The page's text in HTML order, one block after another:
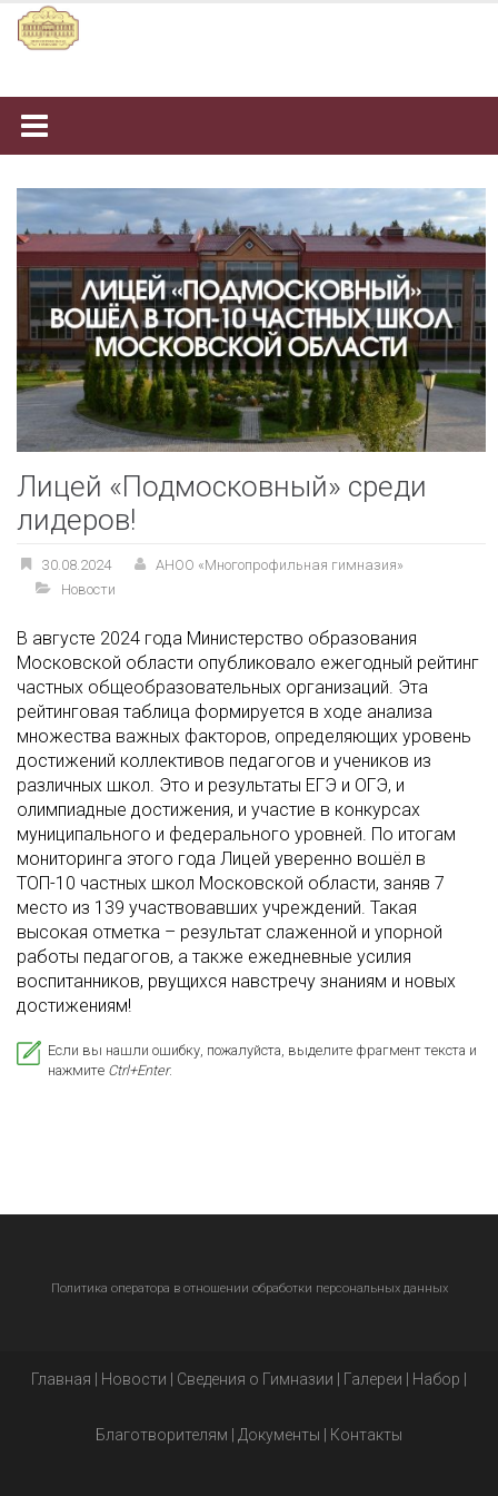
Наверх
Лицей «Подмосковный» среди
лидеров!
30.08.2024
АНОО «Многопрофильная гимназия»
Новости
В августе 2024 года Министерство образования
Московской области опубликовало ежегодный рейтинг
частных общеобразовательных организаций. Эта
рейтинговая таблица формируется в ходе анализа
множества важных факторов, определяющих уровень
достижений коллективов педагогов и учеников из
различных школ. Это и результаты ЕГЭ и ОГЭ, и
олимпиадные достижения, и участие в конкурсах
муниципального и федерального уровней. По итогам
мониторинга этого года Лицей уверенно вошёл в
ТОП-10 частных школ Московской области, заняв 7
место из 139 участвовавших учреждений. Такая
высокая отметка – результат слаженной и упорной
работы педагогов, а также ежедневные усилия
воспитанников, рвущихся навстречу знаниям и новых
достижениям!
Если вы нашли ошибку, пожалуйста, выделите фрагмент текста и
нажмите Ctrl+Enter.
Политика оператора в отношении обработки персональных данных
Главная Новости Сведения о Гимназии Галереи Набор
Благотворителям Документы Контакты